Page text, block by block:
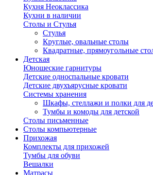
Кухня Неоклассика
Кухни в наличии
Столы и Стулья
Стулья
Круглые, овальные столы
Квадратные, прямоугольные
Детская
Юношеские гарнитуры
Детские односпальные кровати
Детские двухъярусные кровати
Системы хранения
Шкафы, стеллажи и полки для
Тумбы и комоды для детской
Столы письменные
Столы компьютерные
Прихожая
Комплекты для прихожей
Тумбы для обуви
Вешалки
Матрасы